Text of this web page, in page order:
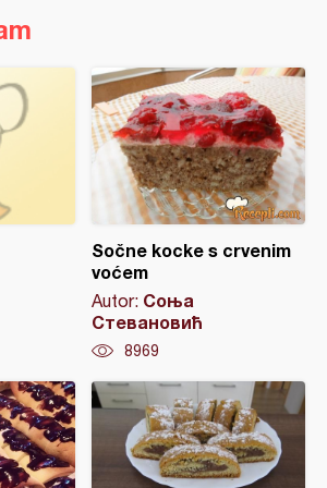
Sočne kocke s crvenim
voćem
Autor: Соња
Стевановић
8969